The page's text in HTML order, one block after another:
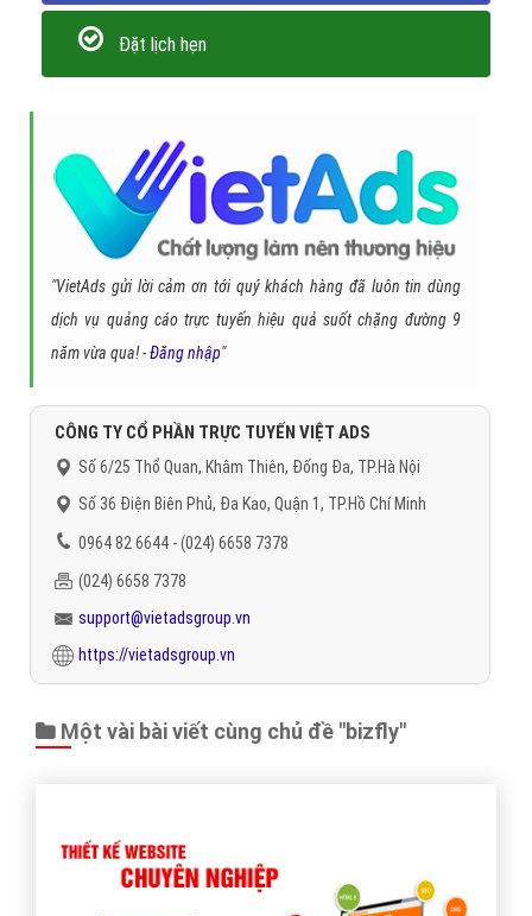
Đặt lịch hẹn
"VietAds gửi lời cảm ơn tới quý khách hàng đã luôn tin dùng
dịch vụ quảng cáo trực tuyến hiệu quả suốt chặng đường 9
năm vừa qua! -Đăng nhập"
CÔNG TY CỔ PHẦN TRỰC TUYẾN VIỆT ADS
Số 6/25 Thổ Quan, Khâm Thiên, Đống Đa, TP.Hà Nội
Số 36 Điện Biên Phủ, Đa Kao, Quận 1, TP.Hồ Chí Minh
0964 82 6644 - (024) 6658 7378
(024) 6658 7378
support@vietadsgroup.vn
https://vietadsgroup.vn
Một vài bài viết cùng chủ đề "bizfly"